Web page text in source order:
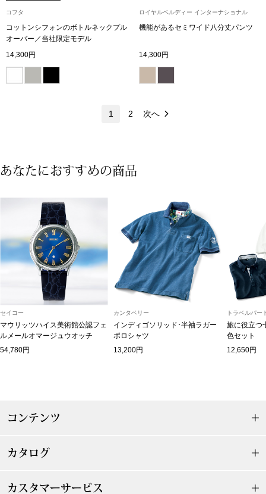
手袋
和装
着物／浴衣
コフタ
コットンシフォンのボトルネックプル
オーバー／当社限定モデル
14,300円
ロイヤルベルディー インターナショナル
機能があるセミワイド八分丈パンツ
14,300円
1 2 次へ
あなたにおすすめの商品
セイコー
マウリッツハイス美術館公認フェ
ルメールオマージュウオッチ
54,780円
カンタベリー
インディゴソリッド･半袖ラガー
ポロシャツ
13,200円
トラベルパー
旅に役立つ
色セット
12,650円
コンテンツ
カタログ
カスタマーサービス